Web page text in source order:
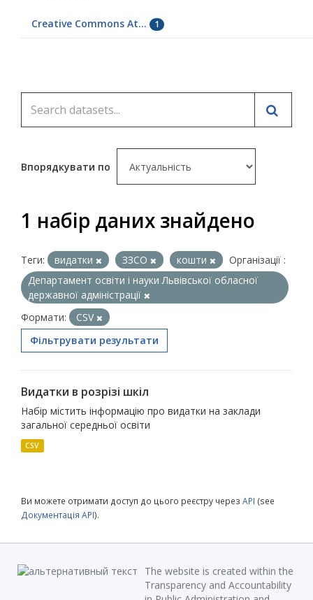
Creative Commons At... 1
Впорядкувати по
1 набір даних знайдено
Теги: видатки ЗЗСО кошти
Організації :
Департамент освіти і науки Львівської обласної
державної адміністрації
Формати:
CSV
Фільтрувати результати
Видатки в розрізі шкіл
Набір містить інформацію про видатки на заклади
загальної середньої освіти
CSV
Ви можете отримати доступ до цього реєстру через API (see
Документація API).
The website is created within the
Transparency and Accountability